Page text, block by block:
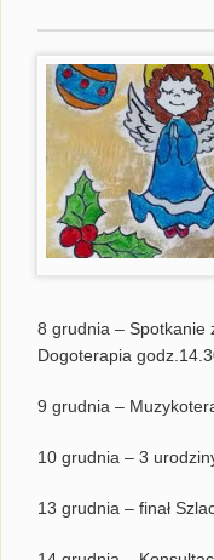
8 grudnia – Spotkanie
Dogoterapia
9 grudnia –
10 grudnia – 3
13 grudnia – finał